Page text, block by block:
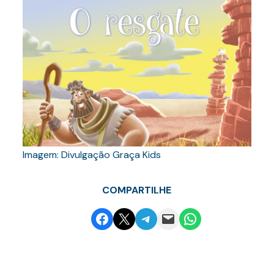
Imagem: Divulgação Graça Kids
COMPARTILHE
Share on Facebook
Email this PageShare on Telegram
Email this PageShare on WhatsApp